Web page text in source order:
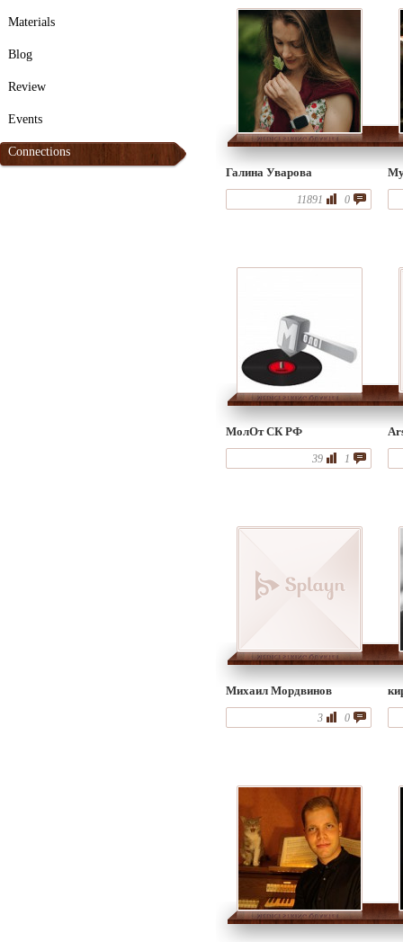
Materials
Blog
Review
Events
Connections
Галина Уварова
0
11891
МолОт СК РФ
1
39
Михаил Мордвинов
0
3